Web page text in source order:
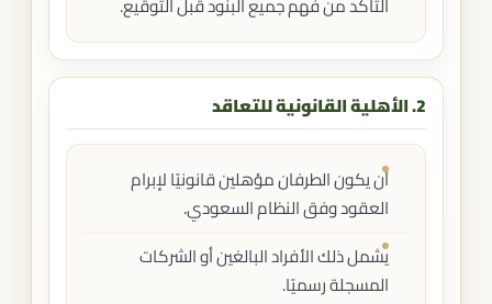
2. الأهلية القانونية للتعاقد
أن يكون الطرفان مؤهلين قانونيًا لإبرام
العقود وفق النظام السعودي.
يشمل ذلك الأفراد البالغين أو الشركات
المسجلة رسميًا.